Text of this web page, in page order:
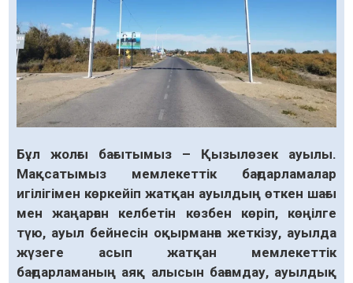
Бұл жолғы бағытымыз – Қызылөзек ауылы.
Мақсатымыз мемлекеттік бағдарламалар
игілігімен көркейіп жатқан ауылдың өткен шағы
мен жаңарған келбетін көзбен көріп, көңілге
түю, ауыл бейнесін оқырманға жеткізу, ауылда
жүзеге асып жатқан мемлекеттік
бағдарламаның аяқ алысын бағамдау, ауылдық